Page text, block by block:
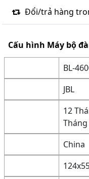
Đổi/trả hàng
Cấu hình Máy bộ
BL-
JBL
12
Tháng
China